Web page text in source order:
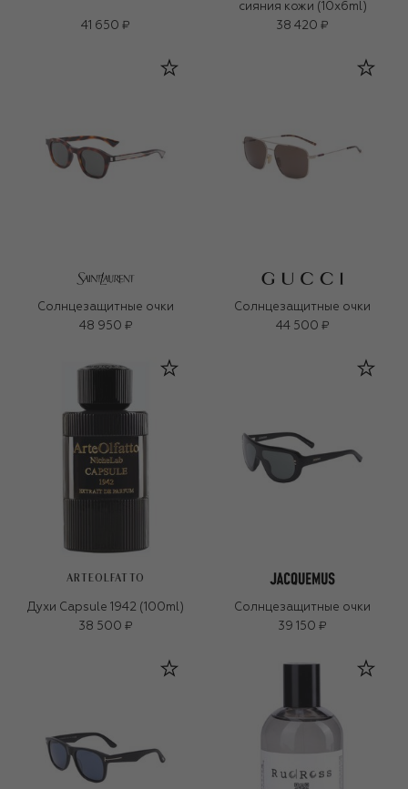
41 650 ₽
сияния кожи (10x6ml)
38 420 ₽
Солнцезащитные очки
48 950 ₽
Солнцезащитные очки
44 500 ₽
ARTEOLFATTO
Духи Capsule 1942 (100ml)
38 500 ₽
Солнцезащитные очки
39 150 ₽